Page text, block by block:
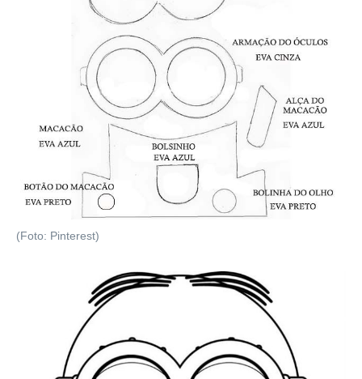
(Foto: Pinterest)